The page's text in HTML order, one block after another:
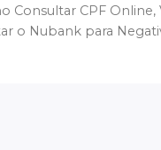
Consultar CPF Online,
o Nubank para